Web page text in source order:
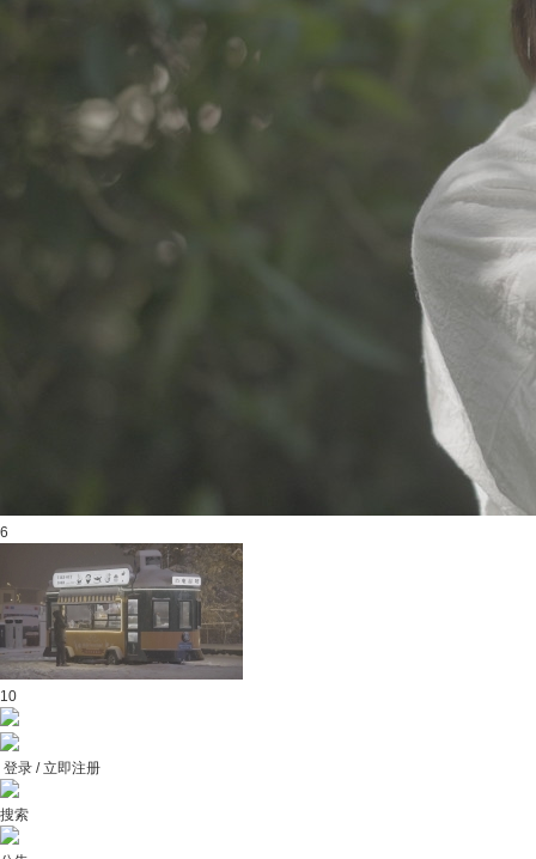
6
10
登录 / 立即注册
搜索